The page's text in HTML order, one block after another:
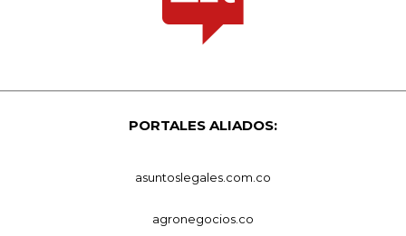
PORTALES ALIADOS:
asuntoslegales.com.co
agronegocios.co